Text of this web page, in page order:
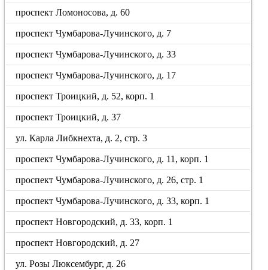
проспект Ломоносова, д. 60
проспект Чумбарова-Лучинского, д. 7
проспект Чумбарова-Лучинского, д. 33
проспект Чумбарова-Лучинского, д. 17
проспект Троицкий, д. 52, корп. 1
проспект Троицкий, д. 37
ул. Карла Либкнехта, д. 2, стр. 3
проспект Чумбарова-Лучинского, д. 11, корп. 1
проспект Чумбарова-Лучинского, д. 26, стр. 1
проспект Чумбарова-Лучинского, д. 33, корп. 1
проспект Новгородский, д. 33, корп. 1
проспект Новгородский, д. 27
ул. Розы Люксембург, д. 26